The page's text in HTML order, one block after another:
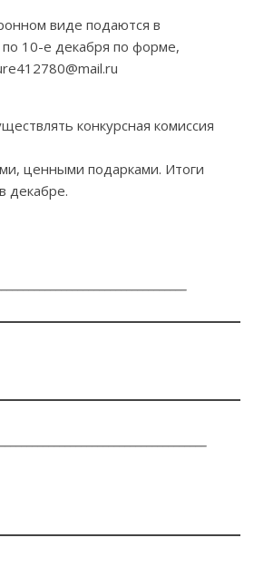
виде подаются в
10-е декабря по форме,
конкурсная комиссия
ценными подарками. Итоги
декабре.